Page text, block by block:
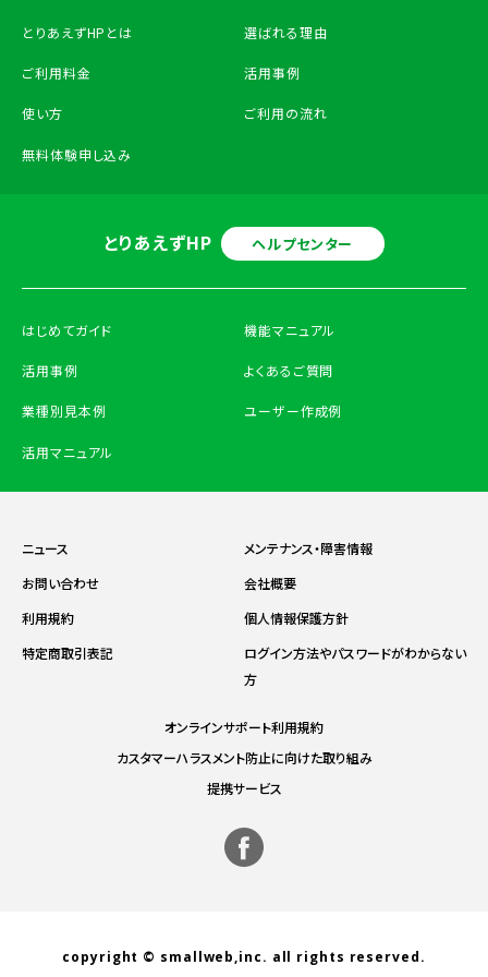
とりあえずHPとは
ご利用料金
使い方
選ばれる理由
活用事例
ご利用の流れ
無料体験申し込み
とりあえずHP ヘルプセンター
はじめてガイド
活用事例
業種別見本例
機能マニュアル
よくあるご質問
ユーザー作成例
活用マニュアル
ニュース
メンテナンス・障害情報
お問い合わせ
会社概要
利用規約
個人情報保護方針
特定商取引表記
ログイン方法やパスワードがわからない
方
オンラインサポート利用規約
カスタマーハラスメント防止に向けた取り組み
提携サービス
copyright © smallweb,inc. all rights reserved.